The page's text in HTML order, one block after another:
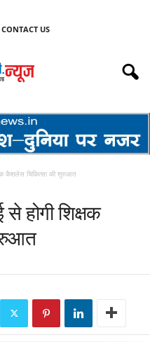
CONTACT US
कैशलेस चिकित्सा की शुरुआत
होगी शिक्षक